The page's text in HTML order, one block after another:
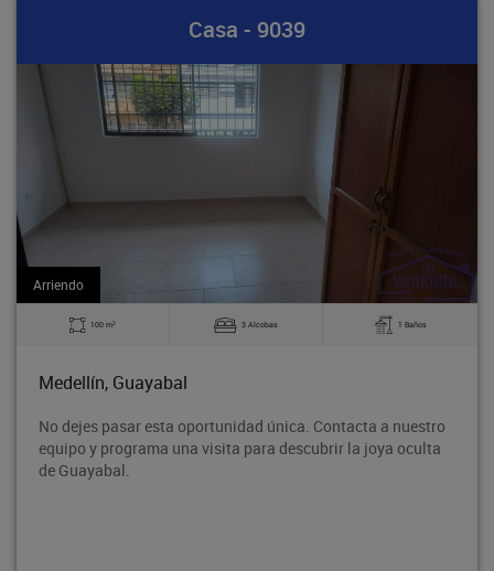
a nuestro
oculta
Bodega - 891
140 m2 0 Alcobas
Medellín, Guayabal
Bodega en tercer piso, ubicado en el centro
Rodeo entre la avenida 80 y la avenida